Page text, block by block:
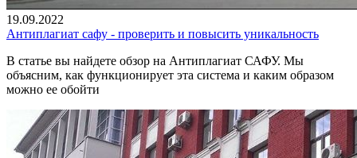
19.09.2022
Антиплагиат сафу - проверить и повысить уникальность
В статье вы найдете обзор на Антиплагиат САФУ. Мы
объясним, как функционирует эта система и каким образом
можно ее обойти